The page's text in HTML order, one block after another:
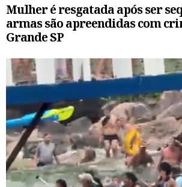
Mulher é resgatada após ser
armas são apreendidas com
Grande SP